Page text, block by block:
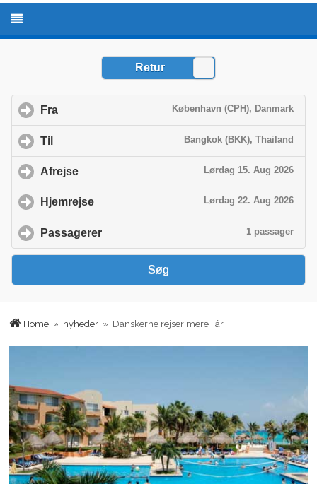
Home » nyheder » Danskerne rejser mere i år